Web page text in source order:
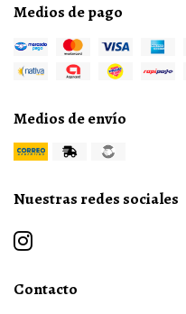
Medios de pago
Medios de envío
Nuestras redes sociales
Contacto